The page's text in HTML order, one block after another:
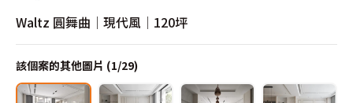
Waltz 圓舞曲│現代風│120坪
該個案的其他圖片 (1/29)